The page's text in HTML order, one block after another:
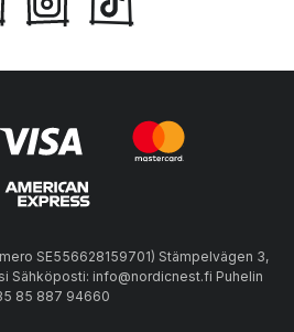
SE556628159701) Stämpelvägen 3,
Sähköposti: info@nordicnest.fi Puhelin
85 887 94660